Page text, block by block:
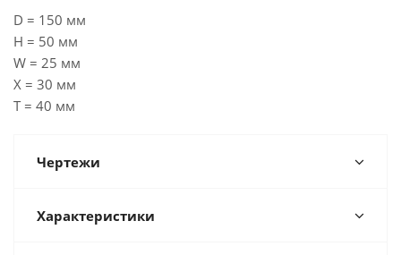
D = 150 мм
H = 50 мм
W = 25 мм
X = 30 мм
T = 40 мм
Чертежи
Характеристики